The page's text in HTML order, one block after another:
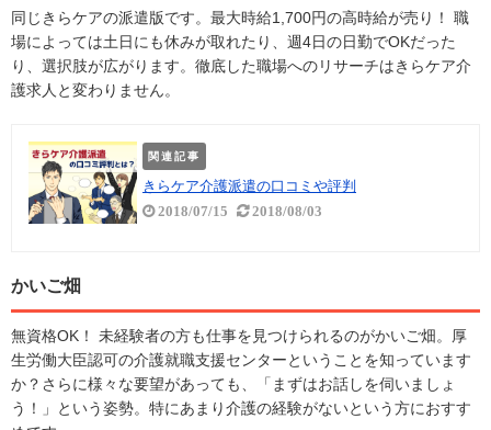
同じきらケアの派遣版です。最大時給1,700円の高時給が売り！ 職
場によっては土日にも休みが取れたり、週4日の日勤でOKだった
り、選択肢が広がります。徹底した職場へのリサーチはきらケア介
護求人と変わりません。
関連記事
きらケア介護派遣の口コミや評判
2018/07/15 2018/08/03
かいご畑
無資格OK！ 未経験者の方も仕事を見つけられるのがかいご畑。厚
生労働大臣認可の介護就職支援センターということを知っています
か？さらに様々な要望があっても、「まずはお話しを伺いましょ
う！」という姿勢。特にあまり介護の経験がないという方におすす